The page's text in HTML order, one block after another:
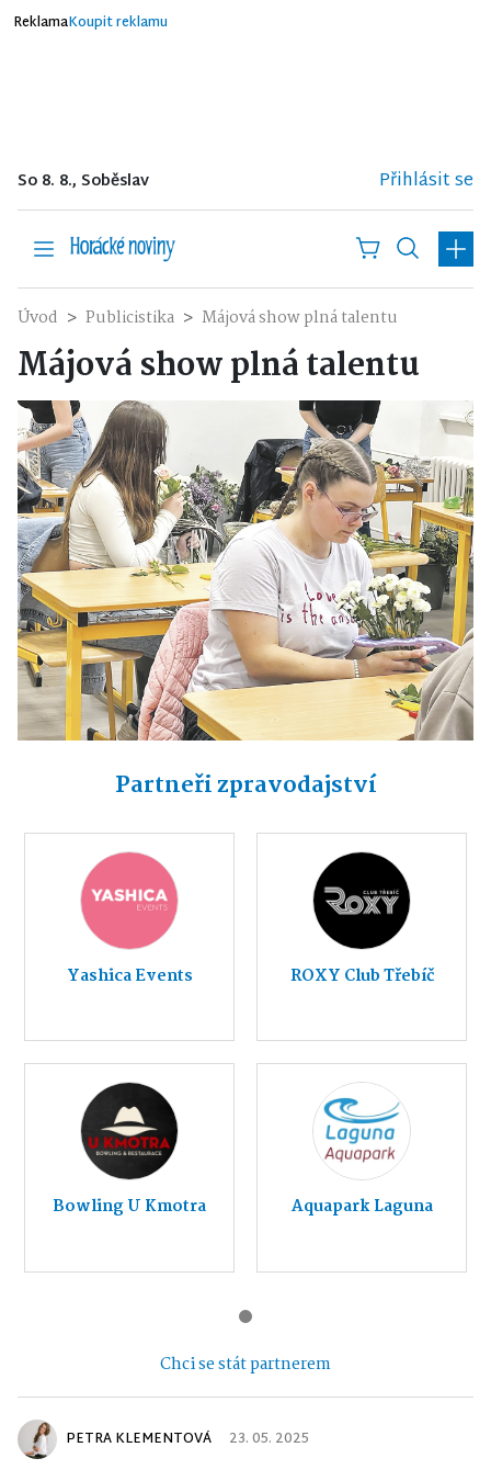
ReklamaKoupit reklamu
So 8. 8., Soběslav Přihlásit se
Úvod Publicistika Májová show plná talentu
Májová show plná talentu
Partneři zpravodajství
Yashica Events ROXY Club Třebíč
Bowling U Kmotra Aquapark Laguna
Chci se stát partnerem
PETRA KLEMENTOVÁ 23. 05. 2025